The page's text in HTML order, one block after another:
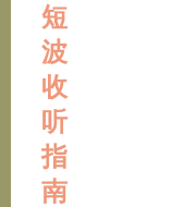
短
波
收
听
指
南